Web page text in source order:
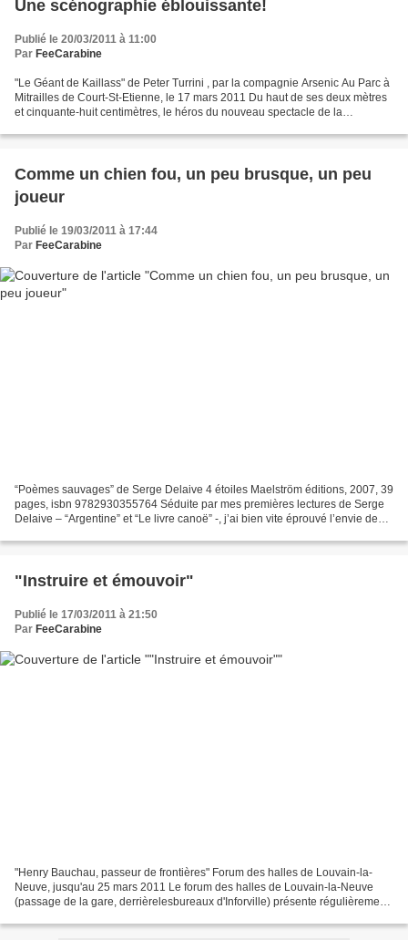
Une scénographie éblouissante!
Publié le 20/03/2011 à 11:00
Par FeeCarabine
"Le Géant de Kaillass" de Peter Turrini , par la compagnie Arsenic Au Parc à
Mitrailles de Court-St-Etienne, le 17 mars 2011 Du haut de ses deux mètres
et cinquante-huit centimètres, le héros du nouveau spectacle de la
Comme un chien fou, un peu brusque, un peu
joueur
Publié le 19/03/2011 à 17:44
Par FeeCarabine
“Poèmes sauvages” de Serge Delaive 4 étoiles Maelström éditions, 2007, 39
pages, isbn 9782930355764 Séduite par mes premières lectures de Serge
Delaive – “Argentine” et “Le livre canoë” -, j’ai bien vite éprouvé l’envie de
"Instruire et émouvoir"
Publié le 17/03/2011 à 21:50
Par FeeCarabine
"Henry Bauchau, passeur de frontières" Forum des halles de Louvain-la-
Neuve, jusqu'au 25 mars 2011 Le forum des halles de Louvain-la-Neuve
(passage de la gare, derrièrelesbureaux d'Inforville) présente régulièrement